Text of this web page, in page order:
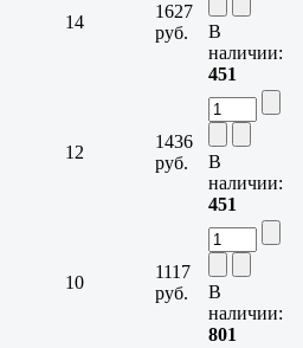
14
1627
руб.
В
наличии:
451
12
1436
руб.
В
наличии:
451
10
1117
руб.
В
наличии:
801